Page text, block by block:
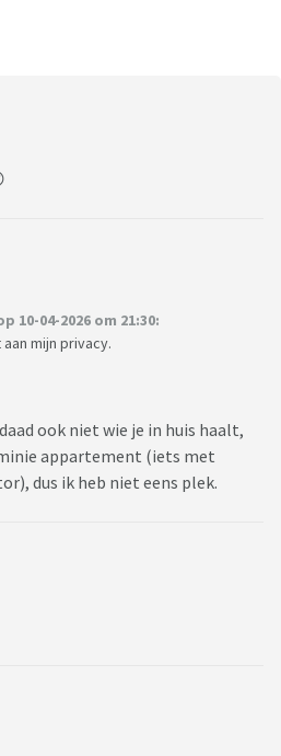
04-2026 om 21:30:
mijn privacy.
ook niet wie je in huis haalt,
appartement (iets met
dus ik heb niet eens plek.